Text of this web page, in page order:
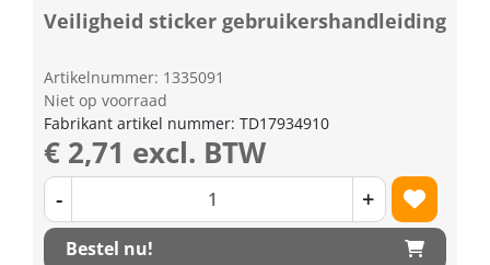
Veiligheid sticker gebruikershandleiding
Artikelnummer: 1335091
Niet op voorraad
Fabrikant artikel nummer: TD17934910
€ 2,71 excl. BTW
- +
Bestel nu!